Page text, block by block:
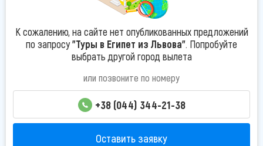
К сожалению, на сайте нет опубликованных предложений
по запросу"Туры в Египет из Львова". Попробуйте
выбрать другой город вылета
или позвоните по номеру
+38 (044) 344-21-38
Оставить заявку